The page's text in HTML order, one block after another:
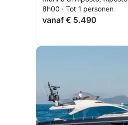
8h00 · Tot 1 personen
vanaf € 5.490